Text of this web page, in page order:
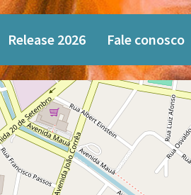
Release 2026 Fale conosco